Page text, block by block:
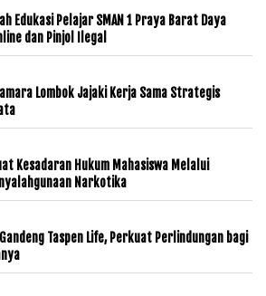
Edukasi Pelajar SMAN 1 Praya Barat Daya
dan Pinjol Ilegal
Lombok Jajaki Kerja Sama Strategis
Kesadaran Hukum Mahasiswa Melalui
Narkotika
Taspen Life, Perkuat Perlindungan bagi